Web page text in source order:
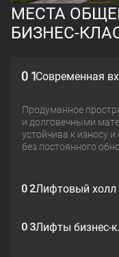
МЕСТА
БИЗНЕС-
Современная
Продуманное
и долговечными
устойчива к износу
без постоянного
Лифтовый холл
Лифты бизнес-